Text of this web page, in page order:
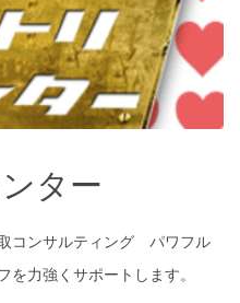
ター
コンサルティング パワフル
を力強くサポートします。